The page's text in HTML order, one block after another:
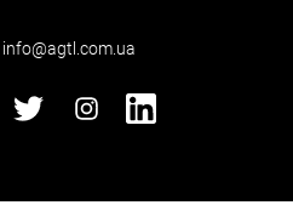
info@agtl.com.ua